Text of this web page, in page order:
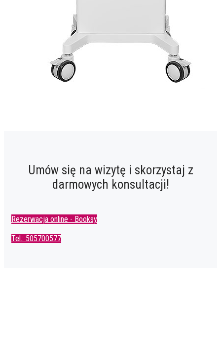
Umów się na wizytę i skorzystaj z
darmowych konsultacji!
Rezerwacja online - Booksy
Tel.: 505700577